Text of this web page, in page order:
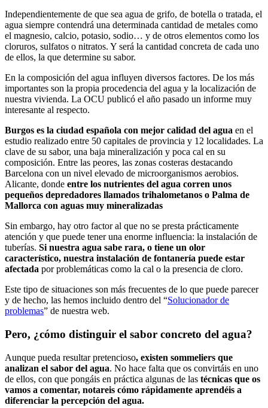
Independientemente de que sea agua de grifo, de botella o tratada, el
agua siempre contendrá una determinada cantidad de metales como
el magnesio, calcio, potasio, sodio… y de otros elementos como los
cloruros, sulfatos o nitratos. Y será la cantidad concreta de cada uno
de ellos, la que determine su sabor.
En la composición del agua influyen diversos factores. De los más
importantes son la propia procedencia del agua y la localización de
nuestra vivienda. La OCU publicó el año pasado un informe muy
interesante al respecto.
Burgos es la ciudad española con mejor calidad del agua en el
estudio realizado entre 50 capitales de provincia y 12 localidades. La
clave de su sabor, una baja mineralización y poca cal en su
composición. Entre las peores, las zonas costeras destacando
Barcelona con un nivel elevado de microorganismos aerobios.
Alicante, donde entre los nutrientes del agua corren unos
pequeños depredadores llamados trihalometanos o Palma de
Mallorca con aguas muy mineralizadas
Sin embargo, hay otro factor al que no se presta prácticamente
atención y que puede tener una enorme influencia: la instalación de
tuberías. Si nuestra agua sabe rara, o tiene un olor
característico, nuestra instalación de fontanería puede estar
afectada por problemáticas como la cal o la presencia de cloro.
Este tipo de situaciones son más frecuentes de lo que puede parecer
y de hecho, las hemos incluido dentro del “Solucionador de
problemas” de nuestra web.
Pero, ¿cómo distinguir el sabor concreto del agua?
Aunque pueda resultar pretencioso, existen sommeliers que
analizan el sabor del agua. No hace falta que os convirtáis en uno
de ellos, con que pongáis en práctica algunas de las técnicas que os
vamos a comentar, notareis cómo rápidamente aprendéis a
diferenciar la percepción del agua.